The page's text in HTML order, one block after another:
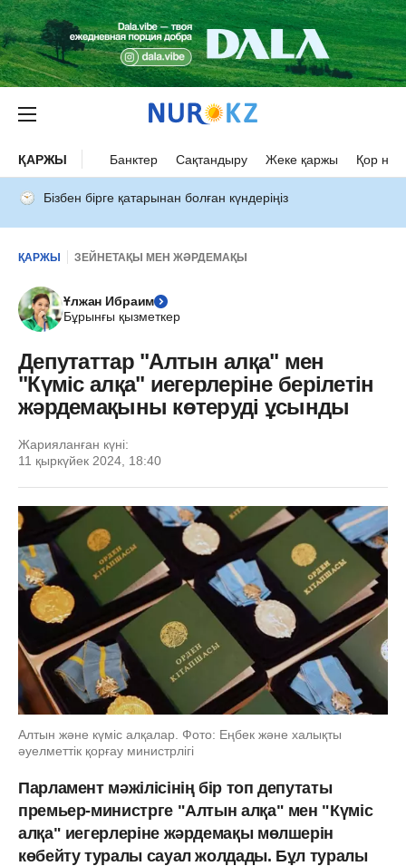
ҚАРЖЫ Банктер Сақтандыру Жеке қаржы Қор
Бізбен бірге қатарынан болған күндеріңіз
ҚАРЖЫ ЗЕЙНЕТАҚЫ МЕН ЖӘРДЕМАҚЫ
Ұлжан Ибраим
Бұрынғы қызметкер
Депутаттар "Алтын алқа" мен
"Күміс алқа" иегерлеріне берілетін
жәрдемақыны көтеруді ұсынды
Жарияланған күні:
11 қыркүйек 2024, 18:40
Алтын және күміс алқалар. Фото: Еңбек және халықты
әуелметтік қорғау министрлігі
Парламент мәжілісінің бір топ депутаты
премьер-министрге "Алтын алқа" мен "Күміс
алқа" иегерлеріне жәрдемақы мөлшерін
көбейту туралы сауал жолдады. Бұл туралы